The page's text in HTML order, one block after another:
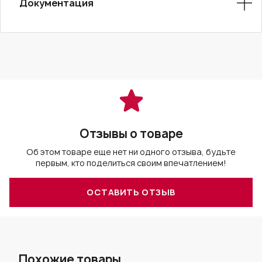
Документация
Отзывы о товаре
Об этом товаре еще нет ни одного отзыва, будьте
первым, кто поделиться своим впечатлением!
ОСТАВИТЬ ОТЗЫВ